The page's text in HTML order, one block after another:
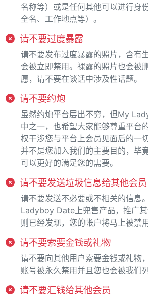
名称等）或是任何其他可以进行身
全名、工作地点等）。
请不要过度暴露
请不要发布过度暴露的照片，含有
会被立即禁用。裸露的照片也会被
愿，请不要在谈话中涉及性话题。
请不要约炮
虽然约炮平台层出不穷，但My
中之一，也希望大家能够尊重平台
权干涉您与平台上会员见面后的一
并不是您加入我们的主要目的，毕
可以更好的满足您的需要。
请不要发送垃圾信息给其他会员
请不要发送不必要或不相关的信息
Ladyboy Date上兜售产品，推广
则已经发现，您的帐户将马上被禁用
请不要索要金钱或礼物
请不要向其他用户索要金钱或礼物
账号被永久禁用并且您也会被我们
请不要汇钱给其他会员